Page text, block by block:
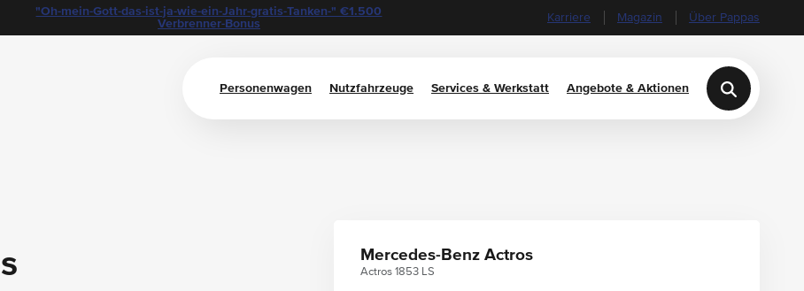
"Oh-mein-Gott-das-ist-ja-wie-ein-Jahr-gratis-Tanken-" €1.500
Verbrenner-Bonus
Karriere Magazin Über Pappas
Personenwagen Nutzfahrzeuge Services & Werkstatt Angebote & Aktionen
Mercedes-Benz Actros
Actros 1853 LS